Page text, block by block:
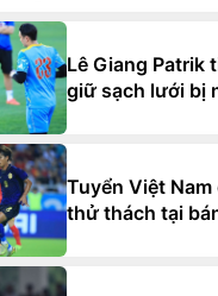
Lê Giang Patrik
giữ sạch lưới bị
Tuyển Việt
thử thách tại